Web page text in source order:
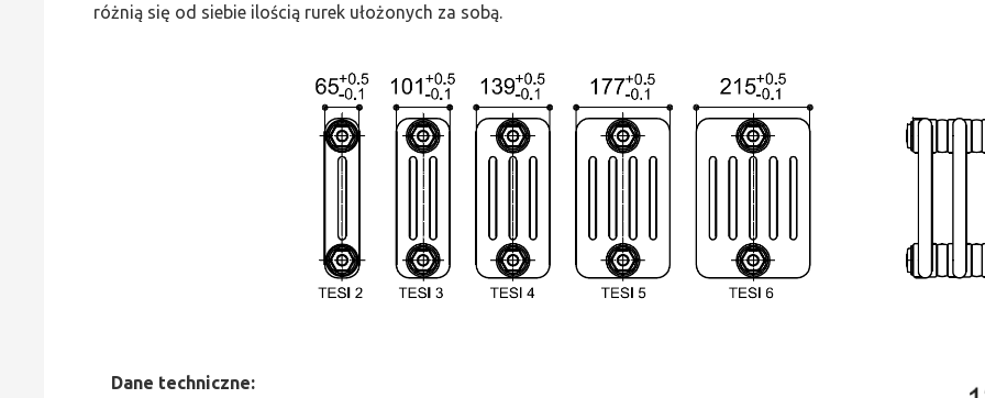
różnią się od siebie ilością rurek ułożonych za sobą.
Dane techniczne: